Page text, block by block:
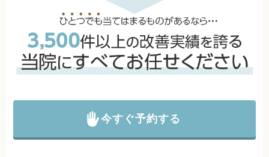
今すぐ予約する